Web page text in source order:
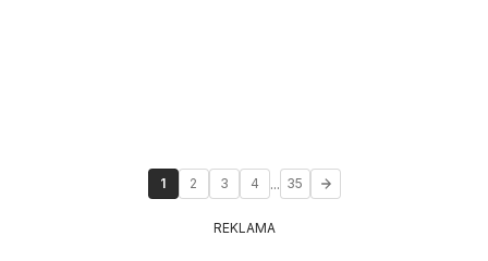
1 2 3 4 ... 35
REKLAMA